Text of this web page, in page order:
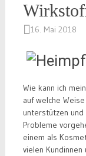
16. Mai 2018
Wie kann ich
auf welche
unterstützen
Probleme
einem als
vielen